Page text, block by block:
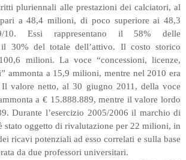
pluriennali alle prestazioni dei calciatori, al
a 48,4 milioni, di poco superiore ai 48,3
10. Essi rappresentano il 58% delle
30% del totale dell’attivo. Il costo storico
milioni. La voce “concessioni, licenze,
ammonta a 15,9 milioni, mentre nel 2010 era
valore netto, al 30 giugno 2011, della voce
a € 15.888.889, mentre il valore lordo
Durante l’esercizio 2005/2006 il marchio di
stato oggetto di rivalutazione per 22 milioni, in
ricavi potenziali ad esso correlati e sulla base
da due professori universitari.